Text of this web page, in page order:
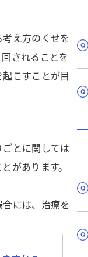
え方のくせを
されることを
こすことが目
とに関しては
があります。
には、治療を